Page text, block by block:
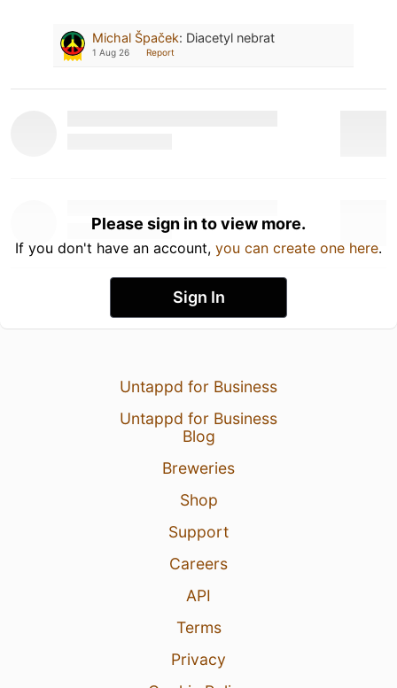
Michal Špaček: Diacetyl nebrat
1 Aug 26 Report
Please sign in to view more.
If you don't have an account, you can create one here.
Sign In
Untappd for Business
Untappd for Business
Blog
Breweries
Shop
Support
Careers
API
Terms
Privacy